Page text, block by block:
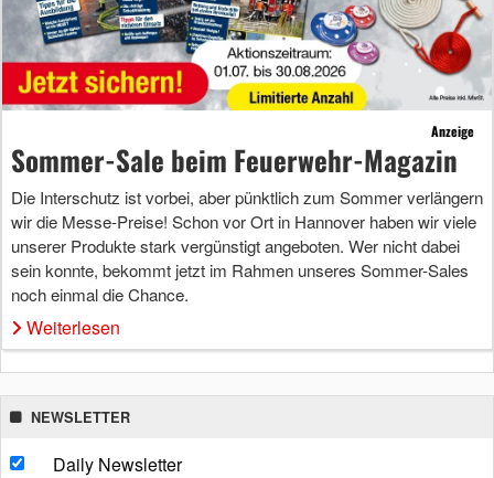
Anzeige
Sommer-Sale beim Feuerwehr-Magazin
Die Interschutz ist vorbei, aber pünktlich zum Sommer verlängern
wir die Messe-Preise! Schon vor Ort in Hannover haben wir viele
unserer Produkte stark vergünstigt angeboten. Wer nicht dabei
sein konnte, bekommt jetzt im Rahmen unseres Sommer-Sales
noch einmal die Chance.
Weiterlesen
NEWSLETTER
Daily Newsletter